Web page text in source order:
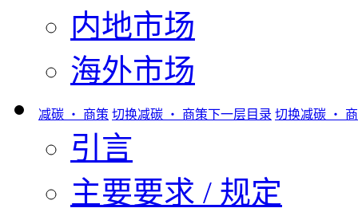
内地市场
海外市场
减碳 ‧ 商策 切换减碳 ‧ 商策下一层目录 切换减碳 ‧
引言
主要要求 / 规定